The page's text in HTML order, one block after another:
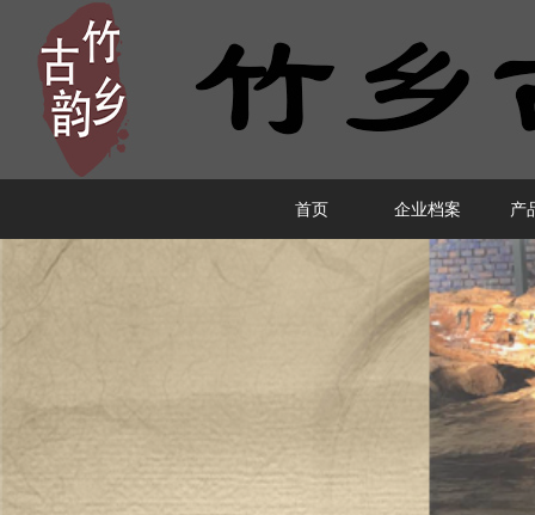
首页 企业档案 产